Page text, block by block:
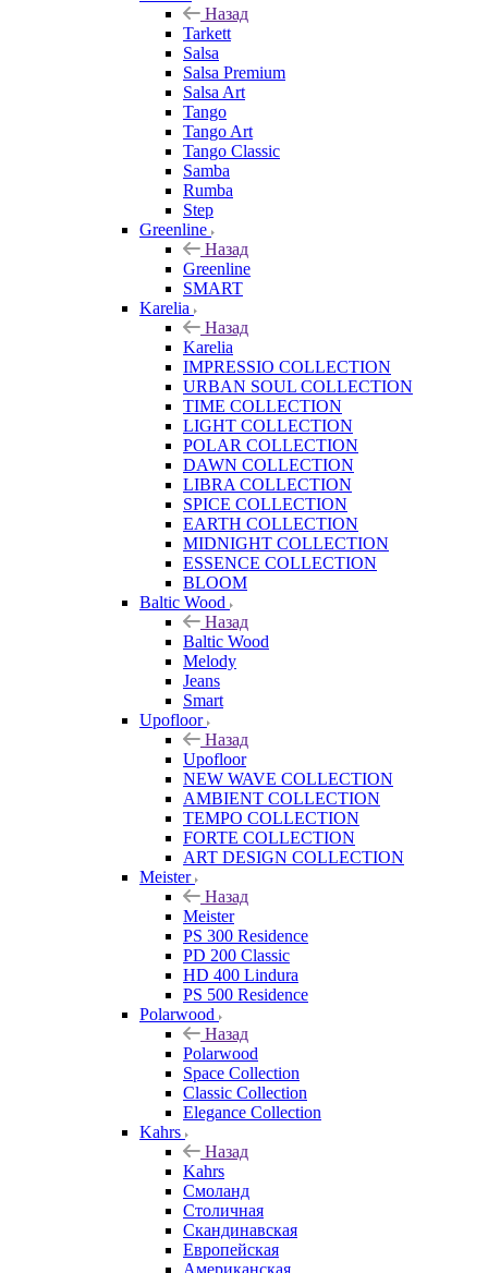
Назад
Tarkett
Salsa
Salsa Premium
Salsa Art
Tango
Tango Art
Tango Classic
Samba
Rumba
Step
Greenline
Назад
Greenline
SMART
Karelia
Назад
Karelia
IMPRESSIO COLLECTION
URBAN SOUL COLLECTION
TIME COLLECTION
LIGHT COLLECTION
POLAR COLLECTION
DAWN COLLECTION
LIBRA COLLECTION
SPICE COLLECTION
EARTH COLLECTION
MIDNIGHT COLLECTION
ESSENCE COLLECTION
BLOOM
Baltic Wood
Назад
Baltic Wood
Melody
Jeans
Smart
Upofloor
Назад
Upofloor
NEW WAVE COLLECTION
AMBIENT COLLECTION
TEMPO COLLECTION
FORTE COLLECTION
ART DESIGN COLLECTION
Meister
Назад
Meister
PS 300 Residence
PD 200 Classic
HD 400 Lindura
PS 500 Residence
Polarwood
Назад
Polarwood
Space Collection
Classic Collection
Elegance Collection
Kahrs
Назад
Kahrs
Смоланд
Столичная
Скандинавская
Европейская
Американская